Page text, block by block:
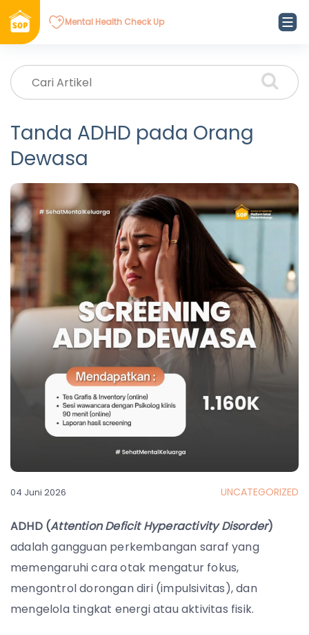
Mental Health Check Up
Tanda ADHD pada Orang
Dewasa
04 Juni 2026 UNCATEGORIZED
ADHD (Attention Deficit Hyperactivity Disorder)
adalah gangguan perkembangan saraf yang
memengaruhi cara otak mengatur fokus,
mengontrol dorongan diri (impulsivitas), dan
mengelola tingkat energi atau aktivitas fisik.